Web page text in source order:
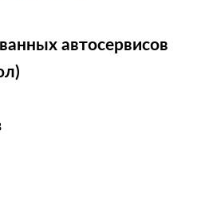
автосервисов